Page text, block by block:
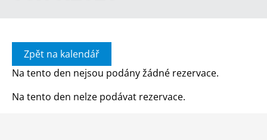
Zpět na kalendář
Na tento den nejsou podány žádné rezervace.
Na tento den nelze podávat rezervace.